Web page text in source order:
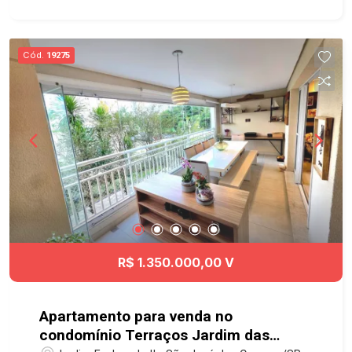
de serviço. Lazer completo: - Piscina climatizada
- Honest Market - Coworking - Salão de festas -
Salão de jogos - Academia - Quadra de esportes
- Brinquedoteca - Churrasqueira - Playground À
150m do Shopping CenterVale, Kalunga, O
Boticário, localizado próximo à Avenida Deputado
Benedito Matarazzo e à Avenida Dr. Nelson
D`Ávila, oferece acesso rápido à Rodovia
Presidente Dutra, ao Anel Viário e às principais
regiões da cidade, proporcionando praticidade e
mobilidade para o dia a dia. Agende já sua visita!!
#imobilaria #geraçãoimóveis #aptovenda
#aptovendaSJC #JardimOswaldoCruz
Cód. 19275
R$ 1.350.000,00 V
Apartamento para venda no
condomínio Terraços Jardim das